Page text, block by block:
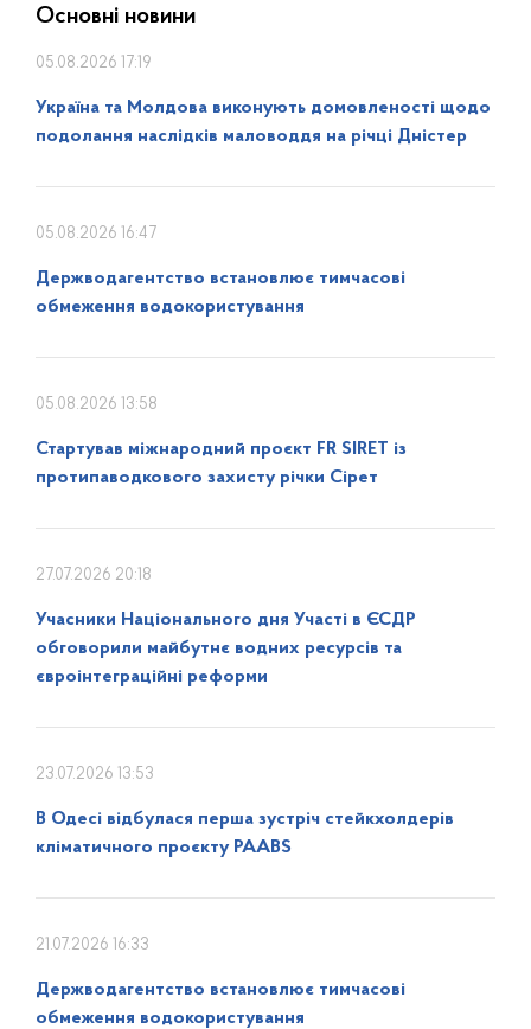
Основні новини
05.08.2026 17:19
Україна та Молдова виконують домовленості щодо
подолання наслідків маловоддя на річці Дністер
05.08.2026 16:47
Держводагентство встановлює тимчасові
обмеження водокористування
05.08.2026 13:58
Стартував міжнародний проєкт FR SIRET із
протипаводкового захисту річки Сірет
27.07.2026 20:18
Учасники Національного дня Участі в ЄСДР
обговорили майбутнє водних ресурсів та
євроінтеграційні реформи
23.07.2026 13:53
В Одесі відбулася перша зустріч стейкхолдерів
кліматичного проєкту PAABS
21.07.2026 16:33
Держводагентство встановлює тимчасові
обмеження водокористування